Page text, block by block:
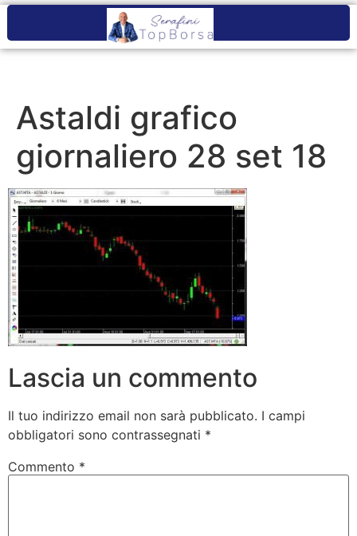
Astaldi grafico
giornaliero 28 set 18
Lascia un commento
Il tuo indirizzo email non sarà pubblicato. I campi
obbligatori sono contrassegnati *
Commento *